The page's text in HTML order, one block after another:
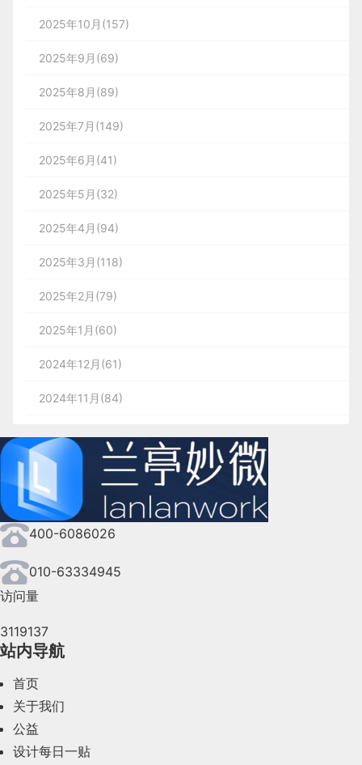
2025年10月(157)
2025年9月(69)
2025年8月(89)
2025年7月(149)
2025年6月(41)
2025年5月(32)
2025年4月(94)
2025年3月(118)
2025年2月(79)
2025年1月(60)
2024年12月(61)
2024年11月(84)
2024年9月(144)
2024年8月(164)
2024年7月(107)
2024年6月(63)
2024年4月(44)
2024年2月(58)
400-6086026
010-63334945
访问量
3119137
站内导航
首页
关于我们
公益
设计每日一贴